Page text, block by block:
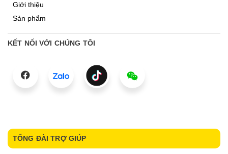
Giới thiệu
Sản phẩm
KẾT NỐI VỚI CHÚNG TÔI
TỔNG ĐÀI TRỢ GIÚP